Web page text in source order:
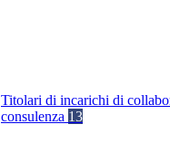
Titolari di incarichi di
consulenza 13